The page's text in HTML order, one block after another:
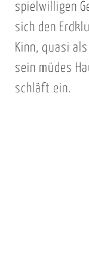
spielwilligen
sich den
Kinn, quasi
sein müdes
schläft ein.